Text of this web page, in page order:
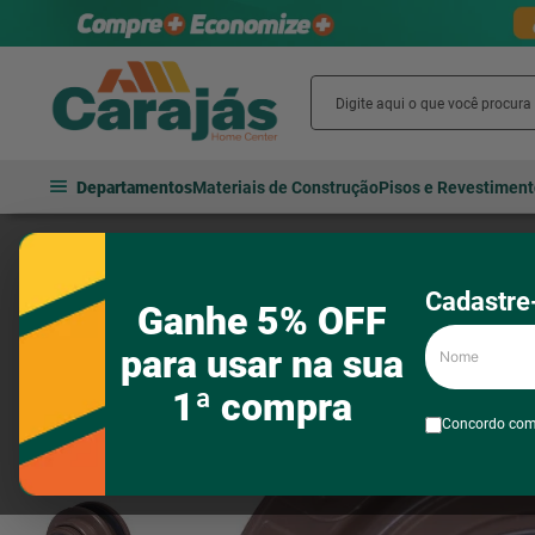
DepartamentosMateriais de ConstruçãoPisos e
Ganhe 5% OFF
para usar na sua
1ª compra
Nome
Concordo
Hidráulica